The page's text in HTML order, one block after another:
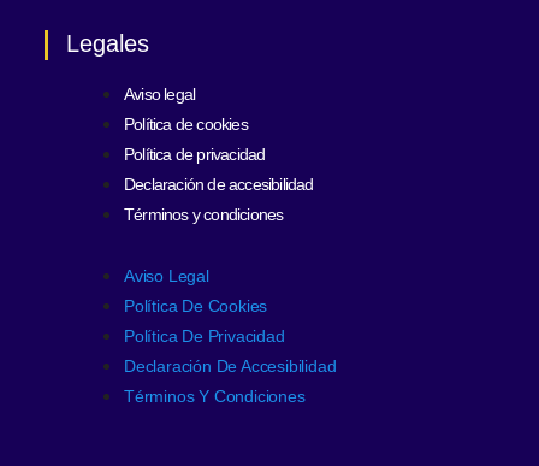
Legales
Aviso legal
Política de cookies
Política de privacidad
Declaración de accesibilidad
Términos y condiciones
Aviso Legal
Política De Cookies
Política De Privacidad
Declaración De Accesibilidad
Términos Y Condiciones